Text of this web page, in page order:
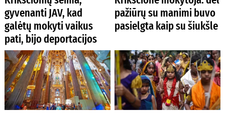
gyvenanti JAV, kad
galėtų mokyti vaikus
pati, bijo deportacijos
pažiūrų su manimi buvo
pasielgta kaip su šiukšle